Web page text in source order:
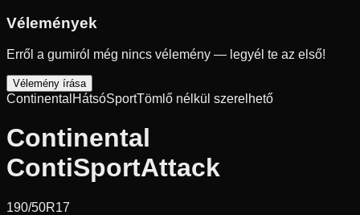
Vélemények
Erről a gumiról még nincs vélemény — legyél te az első!
Vélemény írása
Continental HátsóSportTömlő nélkül szerelhető
Continental
ContiSportAttack
190/50R17